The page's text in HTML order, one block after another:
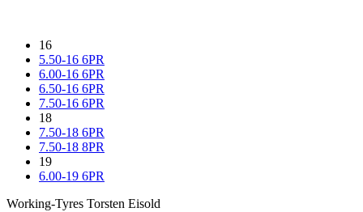
16
5.50-16 6PR
6.00-16 6PR
6.50-16 6PR
7.50-16 6PR
18
7.50-18 6PR
7.50-18 8PR
19
6.00-19 6PR
Working-Tyres Torsten Eisold